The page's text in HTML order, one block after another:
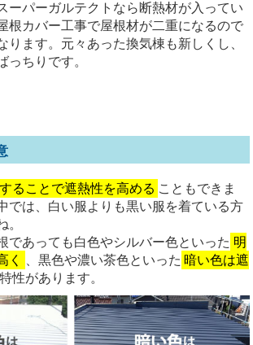
ーパーガルテクトなら断熱材が入ってい
根カバー工事で屋根材が二重になるので
ります。元々あった換気棟も新しくし、
っちりです。
ることで遮熱性を高める こともできま
では、白い服よりも黒い服を着ている方
。
であっても白色やシルバー色といった 明
く
、黒色や濃い茶色といった 暗い色は遮
性があります。